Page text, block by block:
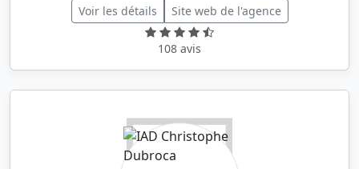
Voir les détails Site web de l'agence
108 avis